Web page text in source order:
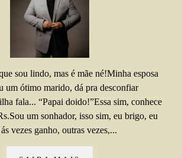
sou lindo, mas é mãe né!Minha esposa
um ótimo marido, dá pra desconfiar
fala... “Papai doido!”Essa sim, conhece
um sonhador, isso sim, eu brigo, eu
vezes ganho, outras vezes,...